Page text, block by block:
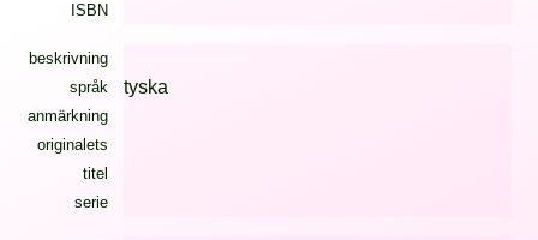
ISBN
beskrivning
språk
tyska
anmärkning
originalets
titel
serie